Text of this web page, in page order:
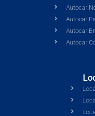
Autocar
Autocar
Autocar
Autocar